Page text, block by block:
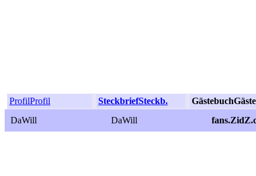
ProfilProfil SteckbriefSteckb. Gästebuch
DaWill
DaWill